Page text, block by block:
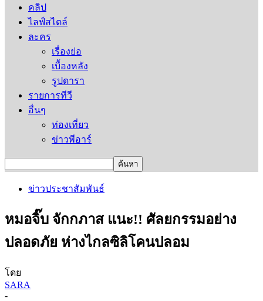
คลิป
ไลฟ์สไตล์
ละคร
เรื่องย่อ
เบื้องหลัง
รูปดารา
รายการทีวี
อื่นๆ
ท่องเที่ยว
ข่าวพีอาร์
ข่าวประชาสัมพันธ์
หมอจิ๊บ จักกภาส แนะ!! ศัลยกรรมอย่าง
ปลอดภัย ห่างไกลซิลิโคนปลอม
โดย
SARA
-